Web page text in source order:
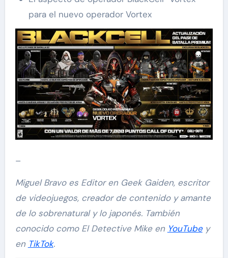
para el nuevo operador Vortex
–
Miguel Bravo es Editor en Geek Gaiden, escritor
de videojuegos, creador de contenido y amante
de lo sobrenatural y lo japonés. También
conocido como El Detective Mike en YouTubey
en TikTok.